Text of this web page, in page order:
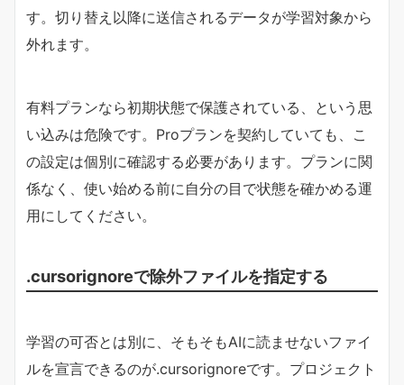
す。切り替え以降に送信されるデータが学習対象から
外れます。
有料プランなら初期状態で保護されている、という思
い込みは危険です。Proプランを契約していても、こ
の設定は個別に確認する必要があります。プランに関
係なく、使い始める前に自分の目で状態を確かめる運
用にしてください。
.cursorignoreで除外ファイルを指定する
学習の可否とは別に、そもそもAIに読ませないファイ
ルを宣言できるのが.cursorignoreです。プロジェクト